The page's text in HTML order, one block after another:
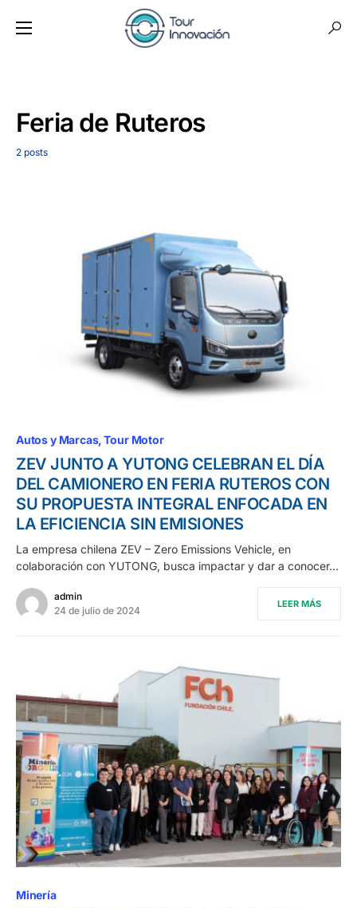
Feria de Ruteros
2 posts
Autos y Marcas Tour Motor
ZEV JUNTO A YUTONG CELEBRAN EL DÍA
DEL CAMIONERO EN FERIA RUTEROS CON
SU PROPUESTA INTEGRAL ENFOCADA EN
LA EFICIENCIA SIN EMISIONES
La empresa chilena ZEV – Zero Emissions Vehicle, en
colaboración con YUTONG, busca impactar y dar a conocer…
admin
24 de julio de 2024
LEER MÁS
Minería